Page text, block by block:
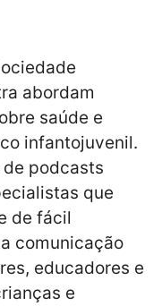
abordam
saúde e
infantojuvenil.
de podcasts
que
de fácil
comunicação
educadores e
e